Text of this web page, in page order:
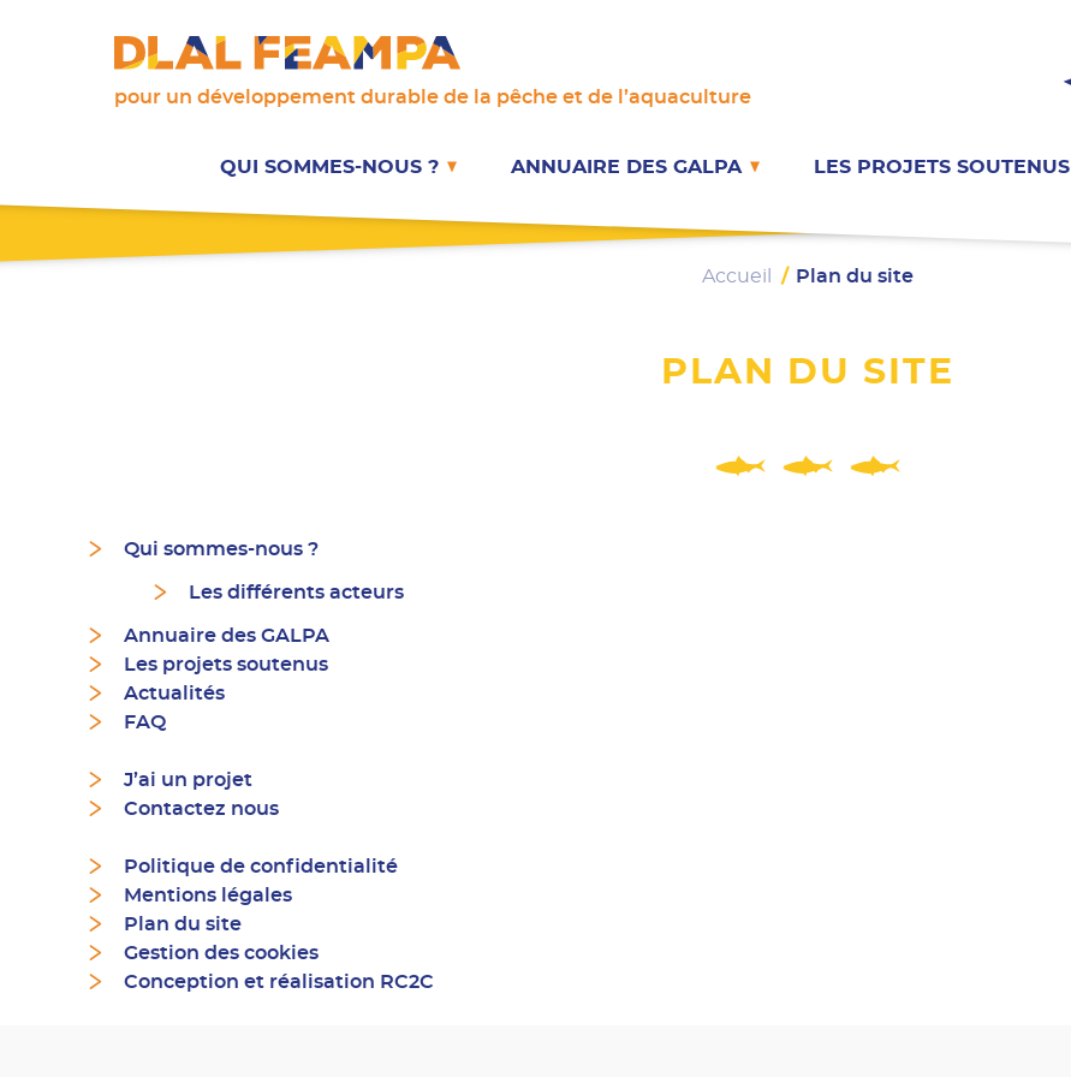
pour un développement durable de la pêche et de l’aquaculture
DLAL FEAMPA
QUI SOMMES-NOUS ?
Les différents acteurs
ANNUAIRE DES GALPA LES PROJETS SOUTENUS
Accueil / Plan du site
PLAN DU SITE
Qui sommes-nous ?
Les différents acteurs
Annuaire des GALPA
Les projets soutenus
Actualités
FAQ
J’ai un projet
Contactez nous
Politique de confidentialité
Mentions légales
Plan du site
Gestion des cookies
Conception et réalisation RC2C